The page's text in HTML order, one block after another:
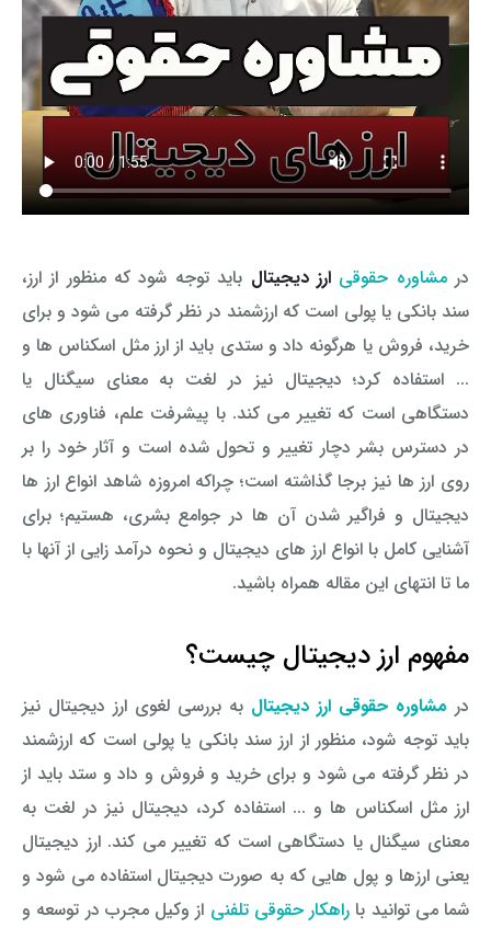
درمشاوره حقوقی ارز دیجیتال باید توجه شود که منظور از ارز،
سند بانکی یا پولی است که ارزشمند در نظر گرفته می شود و برای
خرید، فروش یا هرگونه داد و ستدی باید از ارز مثل اسکناس ها و
... استفاده کرد؛ دیجیتال نیز در لغت به معنای سیگنال یا
دستگاهی است که تغییر می کند. با پیشرفت علم، فناوری های
در دسترس بشر دچار تغییر و تحول شده است و آثار خود را بر
روی ارز ها نیز برجا گذاشته است؛ چراکه امروزه شاهد انواع ارز ها
دیجیتال و فراگیر شدن آن ها در جوامع بشری، هستیم؛ برای
آشنایی کامل با انواع ارز های دیجیتال و نحوه درآمد زایی از آنها با
ما تا انتهای این مقاله همراه باشید.
مفهوم ارز دیجیتال چیست؟
در مشاوره حقوقی ارز دیجیتال به بررسی لغوی ارز دیجیتال نیز
باید توجه شود، منظور از ارز سند بانکی یا پولی است که ارزشمند
در نظر گرفته می شود و برای خرید و فروش و داد و ستد باید از
ارز مثل اسکناس ها و ... استفاده کرد، دیجیتال نیز در لغت به
معنای سیگنال یا دستگاهی است که تغییر می کند. ارز دیجیتال
یعنی ارزها و پول هایی که به صورت دیجیتال استفاده می شود و
شما می توانید با راهکار حقوقی تلفنی از وکیل مجرب در توسعه و